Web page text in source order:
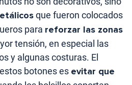
que fueron colocados
para reforzar las zonas
tensión, en especial las
y algunas costuras. El
botones es evitar que